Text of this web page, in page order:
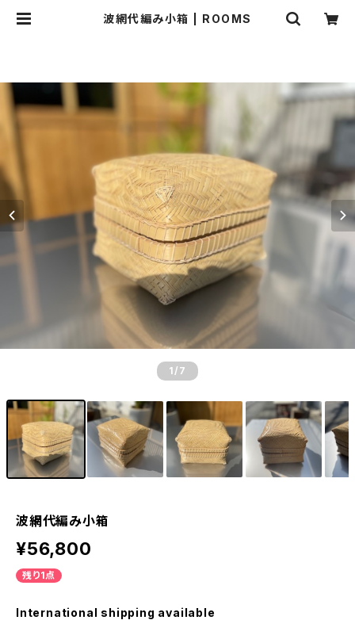
波網代編み小箱 | ROOMS
1 /7
波網代編み小箱
¥56,800
残り1点
International shipping available